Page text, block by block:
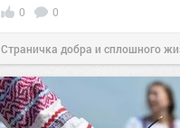
0 0
Страничка добра и сплошного
позитива!00:2907 авг 2026